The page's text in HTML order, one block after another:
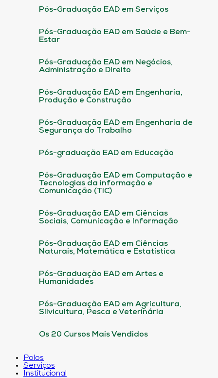
Pós-Graduação EAD em Serviços
Pós-Graduação EAD em Saúde e Bem-
Estar
Pós-Graduação EAD em Negócios,
Administração e Direito
Pós-Graduação EAD em Engenharia,
Produção e Construção
Pós-Graduação EAD em Engenharia de
Segurança do Trabalho
Pós-graduação EAD em Educação
Pós-Graduação EAD em Computação e
Tecnologias da informação e
Comunicação (TIC)
Pós-Graduação EAD em Ciências
Sociais, Comunicação e Informação
Pós-Graduação EAD em Ciências
Naturais, Matemática e Estatística
Pós-Graduação EAD em Artes e
Humanidades
Pós-Graduação EAD em Agricultura,
Silvicultura, Pesca e Veterinária
Os 20 Cursos Mais Vendidos
Polos
Serviços
Institucional